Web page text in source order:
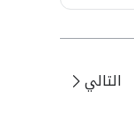
التالي